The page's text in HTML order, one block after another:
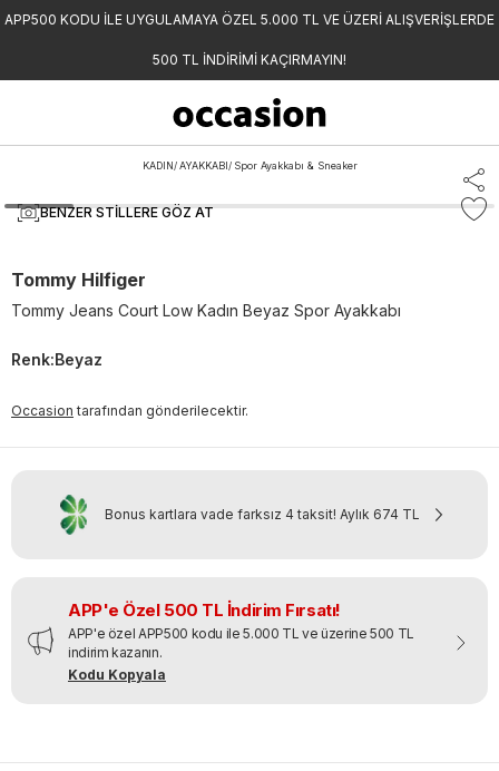
APP500 KODU İLE UYGULAMAYA ÖZEL 5.000 TL VE ÜZERİ ALIŞVERİŞLERDE
500 TL İNDİRİMİ KAÇIRMAYIN!
KADIN/ AYAKKABI/ Spor Ayakkabı & Sneaker
BENZER STILLERE GÖZ AT
Tommy Hilfiger
Tommy Jeans Court Low Kadın Beyaz Spor Ayakkabı
Renk:Beyaz
Occasion tarafından gönderilecektir.
Bonus kartlara vade farksız 4 taksit! Aylık 674 TL
APP'e Özel 500 TL İndirim Fırsatı!
APP'e özel APP500 kodu ile 5.000 TL ve üzerine 500 TL
indirim kazanın.
Kodu Kopyala